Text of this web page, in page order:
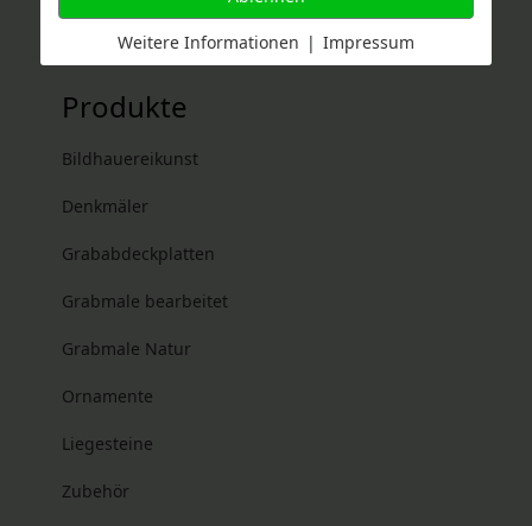
Produkte
Bildhauereikunst
Denkmäler
Grababdeckplatten
Grabmale bearbeitet
Grabmale Natur
Ornamente
Liegesteine
Zubehör
Weitere Informationen | Impressum